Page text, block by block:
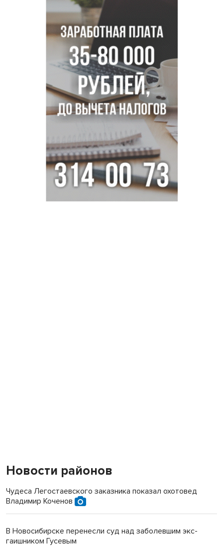
Новости районов
Чудеса Легостаевского заказника показал охотовед
Владимир Коченов
В Новосибирске перенесли суд над заболевшим экс-
гаишником Гусевым